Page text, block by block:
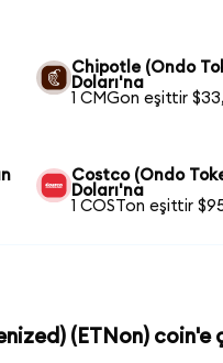
Chipotle (Ondo
Doları'na
1 CMGon eşittir
Costco (Ondo
Doları'na
1 COSTon eşittir
(ETNon) coin'e